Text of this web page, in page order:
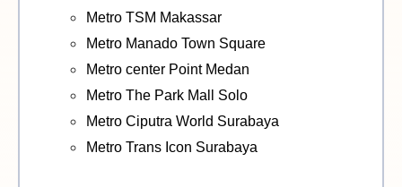
Metro TSM Makassar
Metro Manado Town Square
Metro center Point Medan
Metro The Park Mall Solo
Metro Ciputra World Surabaya
Metro Trans Icon Surabaya